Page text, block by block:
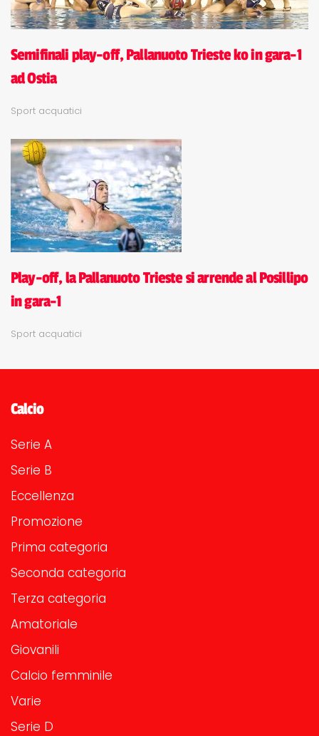
Semifinali play-off, Pallanuoto Trieste ko in gara-1
ad Ostia
Sport acquatici
Play-off, la Pallanuoto Trieste si arrende al Posillipo
in gara-1
Sport acquatici
Calcio
Serie A
Serie B
Eccellenza
Promozione
Prima categoria
Seconda categoria
Terza categoria
Amatoriale
Giovanili
Calcio femminile
Varie
Serie D